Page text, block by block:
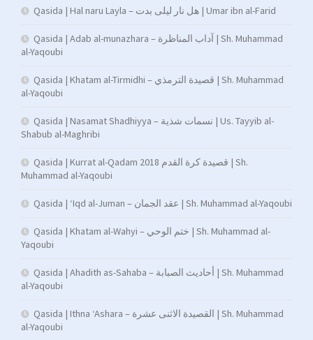
Qasida | Hal naru Layla – هل نار ليلى بدت | Umar ibn al-Farid
Qasida | Adab al-munazhara – آداب المناظرة | Sh. Muhammad
al-Yaqoubi
Qasida | Khatam al-Tirmidhi – قصيدة الترمذي | Sh. Muhammad
al-Yaqoubi
Qasida | Nasamat Shadhiyya – نسمات شذية | Us. Tayyib al-
Shabub al-Maghribi
Qasida | Kurrat al-Qadam 2018 قصيدة كرة القدم | Sh.
Muhammad al-Yaqoubi
Qasida | ‘Iqd al-Juman – عقد الجمان | Sh. Muhammad al-Yaqoubi
Qasida | Khatam al-Wahyi – ختم الوحي | Sh. Muhammad al-
Yaqoubi
Qasida | Ahadith as-Sahaba – أحاديث الصبابة | Sh. Muhammad
al-Yaqoubi
Qasida | Ithna ‘Ashara – القصيدة الاثنى عشرة | Sh. Muhammad
al-Yaqoubi